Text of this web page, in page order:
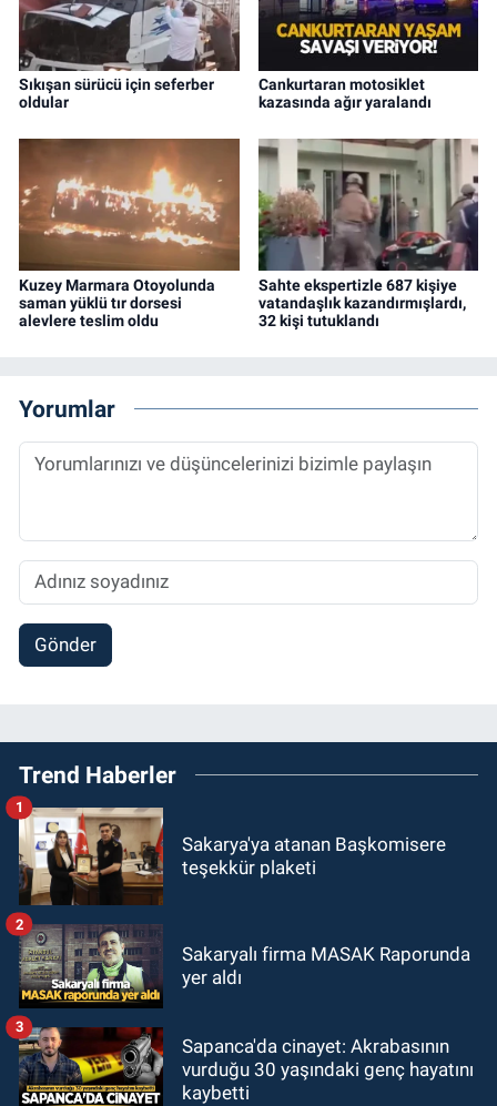
Sıkışan sürücü için seferber
oldular
Cankurtaran motosiklet
kazasında ağır yaralandı
Kuzey Marmara Otoyolunda
saman yüklü tır dorsesi
alevlere teslim oldu
Sahte ekspertizle 687 kişiye
vatandaşlık kazandırmışlardı,
32 kişi tutuklandı
Yorumlar
Gönder
Trend Haberler
Sakarya'ya atanan Başkomisere
teşekkür plaketi
1
Sakaryalı firma MASAK Raporunda
yer aldı
2
Sapanca'da cinayet: Akrabasının
vurduğu 30 yaşındaki genç hayatını
kaybetti
3